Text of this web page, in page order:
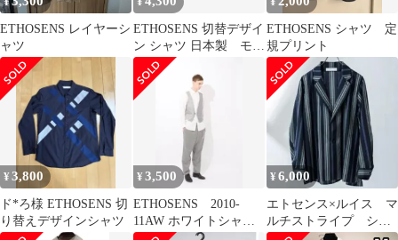
ETHOSENS レイヤーシ
ャツ
ETHOSENS 切替デザイ
ン シャツ 日本製 モノ
トーン 春服 ドレッ
シー
ETHOSENS シャツ 定
規プリント
¥3,800
ド*ろ様 ETHOSENS 切
り替えデザインシャツ
¥3,500
ETHOSENS 2010-
11AW ホワイトシャツ
¥6,000
エトセンス×ルイス マ
ルチストライプ シャ